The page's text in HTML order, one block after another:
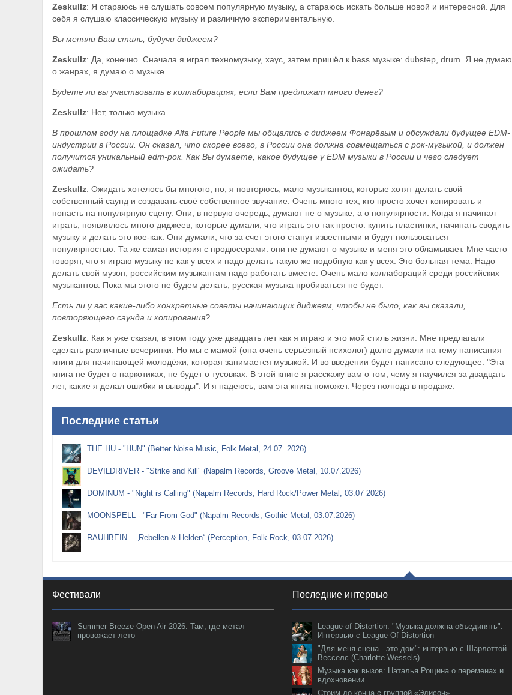
Zeskullz: Я стараюсь не слушать совсем популярную музыку, а стараюсь искать больше новой и интересной. Для
себя я слушаю классическую музыку и различную экспериментальную.
Вы меняли Ваш стиль, будучи диджеем?
Zeskullz: Да, конечно. Сначала я играл техномузыку, хаус, затем пришёл к bass музыке: dubstep, drum. Я не думаю
о жанрах, я думаю о музыке.
Будете ли вы участвовать в коллаборациях, если Вам предложат много денег?
Zeskullz: Нет, только музыка.
В прошлом году на площадке Alfa Future People мы общались с диджеем Фонарёвым и обсуждали будущее EDM-
индустрии в России. Он сказал, что скорее всего, в России она должна совмещаться с рок-музыкой, и должен
получится уникальный edm-рок. Как Вы думаете, какое будущее у EDM музыки в России и чего следует
ожидать?
Zeskullz: Ожидать хотелось бы многого, но, я повторюсь, мало музыкантов, которые хотят делать свой
собственный саунд и создавать своё собственное звучание. Очень много тех, кто просто хочет копировать и
попасть на популярную сцену. Они, в первую очередь, думают не о музыке, а о популярности. Когда я начинал
играть, появлялось много диджеев, которые думали, что играть это так просто: купить пластинки, начинать сводить
музыку и делать это кое-как. Они думали, что за счет этого станут известными и будут пользоваться
популярностью. Та же самая история с продюсерами: они не думают о музыке и меня это обламывает. Мне часто
говорят, что я играю музыку не как у всех и надо делать такую же подобную как у всех. Это больная тема. Надо
делать свой музон, российским музыкантам надо работать вместе. Очень мало коллабораций среди российских
музыкантов. Пока мы этого не будем делать, русская музыка пробиваться не будет.
Есть ли у вас какие-либо конкретные советы начинающих диджеям, чтобы не было, как вы сказали,
повторяющего саунда и копирования?
Zeskullz: Как я уже сказал, в этом году уже двадцать лет как я играю и это мой стиль жизни. Мне предлагали
сделать различные вечеринки. Но мы с мамой (она очень серьёзный психолог) долго думали на тему написания
книги для начинающей молодёжи, которая занимается музыкой. И во введении будет написано следующее: "Эта
книга не будет о наркотиках, не будет о тусовках. В этой книге я расскажу вам о том, чему я научился за двадцать
лет, какие я делал ошибки и выводы". И я надеюсь, вам эта книга поможет. Через полгода в продаже.
Последние статьи
THE HU - "HUN" (Better Noise Music, Folk Metal, 24.07. 2026)
DEVILDRIVER - "Strike and Kill" (Napalm Records, Groove Metal, 10.07.2026)
DOMINUM - "Night is Calling" (Napalm Records, Hard Rock/Power Metal, 03.07 2026)
MOONSPELL - "Far From God" (Napalm Records, Gothic Metal, 03.07.2026)
RAUHBEIN – „Rebellen & Helden“ (Perception, Folk-Rock, 03.07.2026)
Фестивали
Summer Breeze Open Air 2026: Там, где метал
провожает лето
Последние интервью
League of Distortion: "Музыка должна объединять".
Интервью с League Of Distortion
"Для меня сцена - это дом": интервью с Шарлоттой
Весселс (Charlotte Wessels)
Музыка как вызов: Наталья Рощина о переменах и
вдохновении
Стоим до конца с группой «Эдисон»